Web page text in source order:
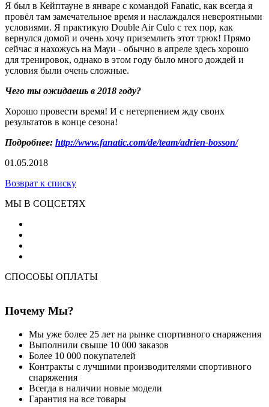
Я был в Кейптауне в январе с командой Fanatic, как всегда я
провёл там замечательное время и наслаждался невероятными
условиями. Я практикую Double Air Culo c тех пор, как
вернулся домой и очень хочу приземлить этот трюк! Прямо
сейчас я нахожусь на Мауи - обычно в апреле здесь хорошо
для тренировок, однако в этом году было много дождей и
условия были очень сложные.
Чего ты ожидаешь в 2018 году?
Хорошо провести время! И с нетерпением жду своих
результатов в конце сезона!
Подробнее: http://www.fanatic.com/de/team/adrien-bosson/
01.05.2018
Возврат к списку
МЫ В СОЦСЕТЯХ
СПОСОБЫ ОПЛАТЫ
Почему Мы?
Мы уже более 25 лет на рынке спортивного снаряжения
Выполнили свыше 10 000 заказов
Более 10 000 покупателей
Контракты с лучшими производителями спортивного
снаряжения
Всегда в наличии новые модели
Гарантия на все товары